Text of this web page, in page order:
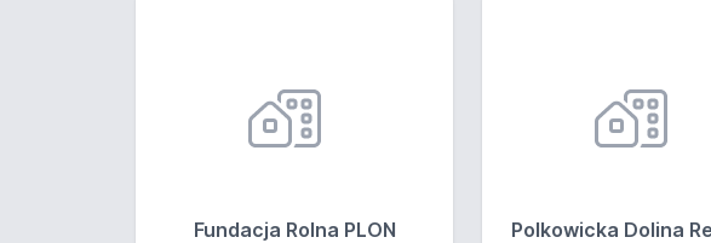
Fundacja Rolna PLON Polkowicka Dolina